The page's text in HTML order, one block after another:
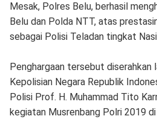
Mesak, Polres Belu, berhasil
Belu dan Polda NTT, atas
sebagai Polisi Teladan tingkat
Penghargaan tersebut diserahkan
Kepolisian Negara Republik
Polisi Prof. H. Muhammad Tito
kegiatan Musrenbang Polri 2019